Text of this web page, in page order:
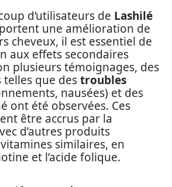
d’utilisateurs de Lashilé
une amélioration de
cheveux, il est essentiel de
aux effets secondaires
plusieurs témoignages, des
que destroubles
nausées) et des
ont été observées. Ces
être accrus par la
d’autres produits
similaires, en
et l’acide folique.